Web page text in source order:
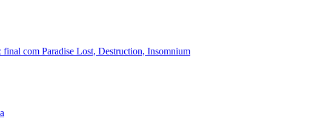
com Paradise Lost, Destruction, Insomnium